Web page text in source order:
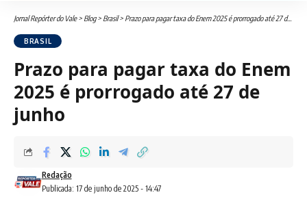
Jornal Repórter do Vale> Blog> Brasil> Prazo para pagar taxa do Enem 2025 é prorrogado até 27 de junho
BRASIL
Prazo para pagar taxa do Enem
2025 é prorrogado até 27 de
junho
Publicada: 17 de junho de 2025 - 14:47
Redação